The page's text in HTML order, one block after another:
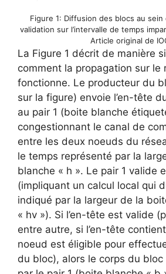
Figure 1: Diffusion des blocs au
validation sur l’intervalle de temps
Article original de
La Figure 1 décrit de manière
comment la propagation sur le
fonctionne. Le producteur du
sur la figure) envoie l’en-tête
au pair 1 (boite blanche
congestionnant le canal de
entre les deux noeuds du
le temps représenté par la
blanche « h ». Le pair 1 valide
(impliquant un calcul local qui
indiqué par la largeur de la
« hv »). Si l’en-tête est valide
entre autre, si l’en-tête
noeud est éligible pour
du bloc), alors le corps du